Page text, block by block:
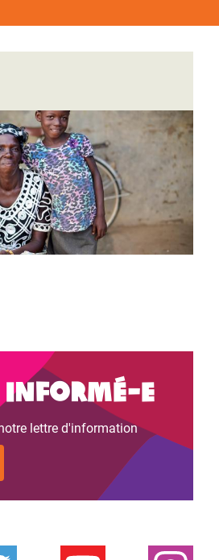
informé-e
lettre d'information